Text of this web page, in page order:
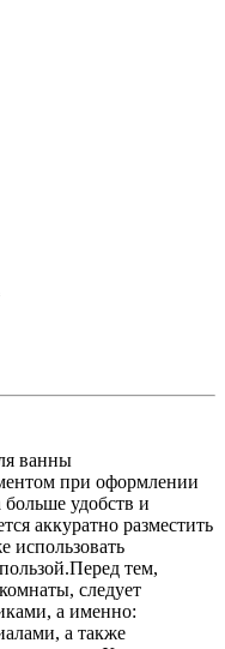
ванны
при оформлении
больше удобств и
аккуратно разместить
использовать
тем,
следует
а именно:
а также